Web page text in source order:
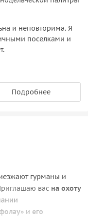
и неповторима. Я
поселками и
Подробнее
гурманы и
вас на охоту
и его